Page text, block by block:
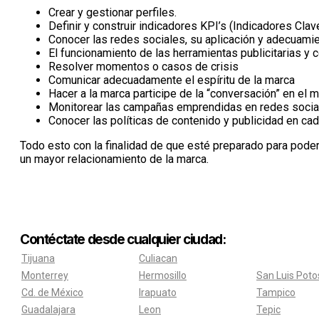
Crear y gestionar perfiles.
Definir y construir indicadores KPI’s (Indicadores
Conocer las redes sociales, su aplicación y
El funcionamiento de las herramientas publicitarias y
Resolver momentos o casos de crisis
Comunicar adecuadamente el espíritu de la marca
Hacer a la marca participe de la “conversación” en el
Monitorear las campañas emprendidas en redes
Conocer las políticas de contenido y publicidad en
Todo esto con la finalidad de que esté preparado para
un mayor relacionamiento de la marca.
Contéctate desde cualquier ciudad:
Tijuana
Monterrey
Cd. de México
Guadalajara
Culiacan
Hermosillo
Irapuato
Leon
San Luis
Tampico
Tepic